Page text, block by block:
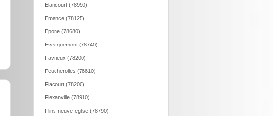
Elancourt (78990)
Emance (78125)
Epone (78680)
Evecquemont (78740)
Favrieux (78200)
Feucherolles (78810)
Flacourt (78200)
Flexanville (78910)
Flins-neuve-eglise (78790)